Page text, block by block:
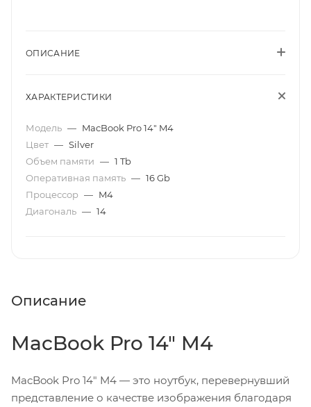
ОПИСАНИЕ
ХАРАКТЕРИСТИКИ
Модель — MacBook Pro 14" M4
Цвет — Silver
Объем памяти — 1 Tb
Оперативная память — 16 Gb
Процессор — M4
Диагональ — 14
Описание
MacBook Pro 14" M4
MacBook Pro 14" M4 — это ноутбук, перевернувший
представление о качестве изображения благодаря